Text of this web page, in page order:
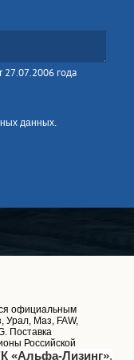
27.07.2006 года
данных.
официальным
Урал, Маз, FAW,
Поставка
Российской
«Альфа-Лизинг».